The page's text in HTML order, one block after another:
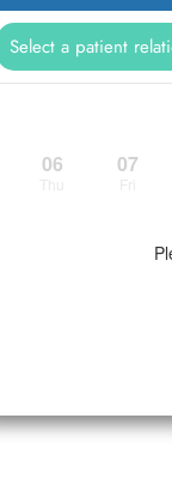
06 07